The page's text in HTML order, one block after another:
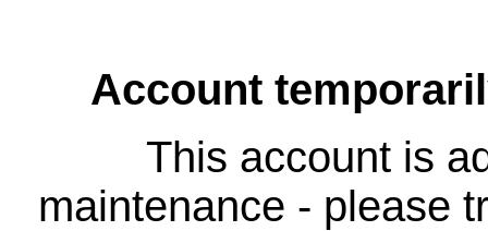
Account
This account is
maintenance - please